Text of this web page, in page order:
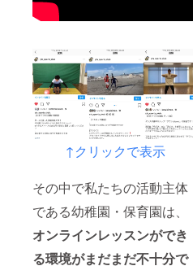
↑クリックで表示
その中で私たちの活動主体
である幼稚園・保育園は、
オンラインレッスンができ
る環境がまだまだ不十分で